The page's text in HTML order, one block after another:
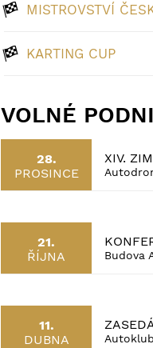
MISTROVSTVÍ
KARTING CUP
VOLNÉ
28.
PROSINCE
XIV.
21.
ŘÍJNA
Budova
11.
DUBNA